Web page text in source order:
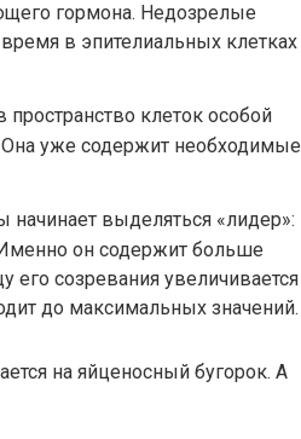
гормона. Недозрелые
в эпителиальных клетках
клеток особой
Она уже содержит необходимые
выделяться «лидер»:
он содержит больше
его созревания увеличивается
до максимальных значений.
на яйценосный бугорок. А